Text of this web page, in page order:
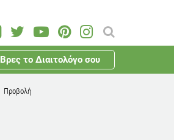
Βρες το Διαιτολόγο σου
Προβολή